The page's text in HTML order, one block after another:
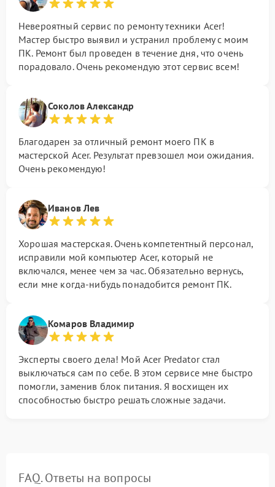
Невероятный сервис по ремонту техники Acer!
Мастер быстро выявил и устранил проблему с моим
ПК. Ремонт был проведен в течение дня, что очень
порадовало. Очень рекомендую этот сервис всем!
Соколов Александр
Благодарен за отличный ремонт моего ПК в
мастерской Acer. Результат превзошел мои ожидания.
Очень рекомендую!
Иванов Лев
Хорошая мастерская. Очень компетентный персонал,
исправили мой компьютер Acer, который не
включался, менее чем за час. Обязательно вернусь,
если мне когда-нибудь понадобится ремонт ПК.
Комаров Владимир
Эксперты своего дела! Мой Acer Predator стал
выключаться сам по себе. В этом сервисе мне быстро
помогли, заменив блок питания. Я восхищен их
способностью быстро решать сложные задачи.
FAQ. Ответы на вопросы